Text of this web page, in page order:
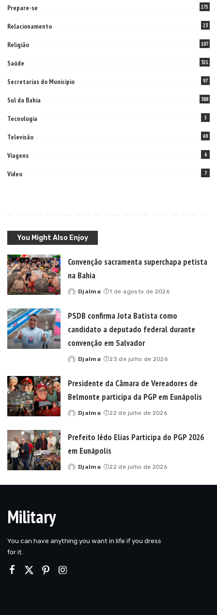
Prepare-se 275
Relacionamento 23
Religião 107
Saúde 321
Secretarias do Municipio 97
Sul da Bahia 388
Tecnologia 5
Televisão 69
Viagens 6
Video 7
You Might Also Enjoy
Convenção sacramenta superchapa petista
na Bahia
Posted
Djalma 1 de agosto de 2026
PSDB confirma Jota Batista como
candidato a deputado federal durante
convenção em Salvador
Posted
Djalma 23 de julho de 2026
Presidente da Câmara de Vereadores de
Belmonte participa da PGP em Eunápolis
Posted
Djalma 22 de julho de 2026
Prefeito Iêdo Elias Participa do PGP 2026
em Eunápolis
Posted
Djalma 22 de julho de 2026
Military
You can have anything you want in life if you dress
for it.